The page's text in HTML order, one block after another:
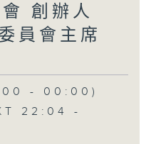
創辦人
員會主席
- 00:00)
22:04 -